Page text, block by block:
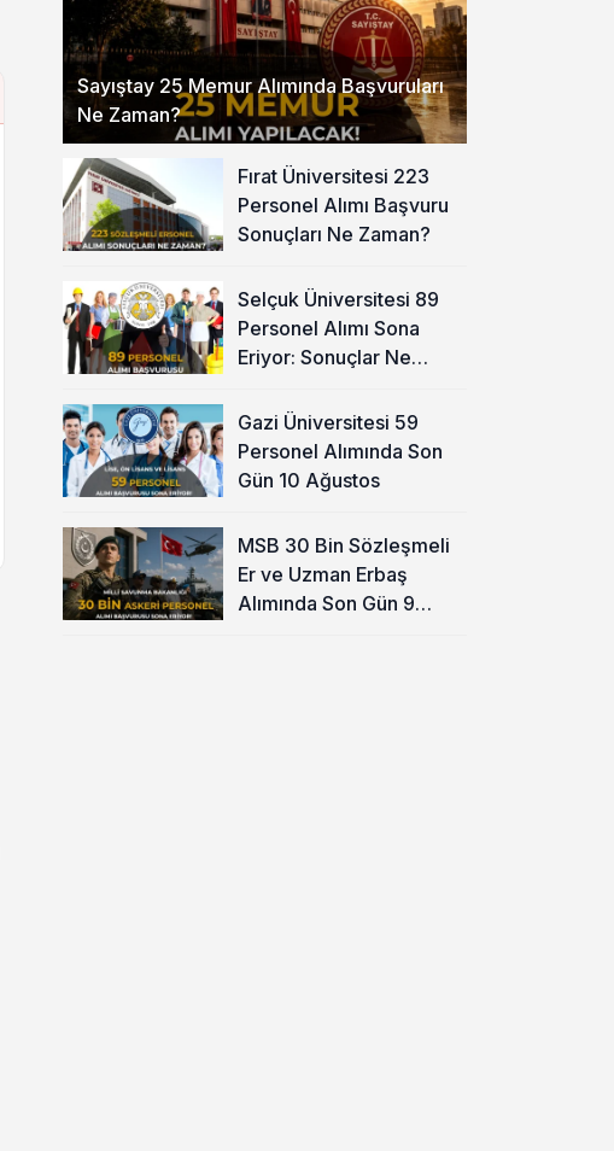
Sayıştay 25 Memur Alımında Başvuruları
Ne Zaman?
Fırat Üniversitesi 223
Personel Alımı Başvuru
Sonuçları Ne Zaman?
Selçuk Üniversitesi 89
Personel Alımı Sona
Eriyor: Sonuçlar Ne
Gazi Üniversitesi 59
Personel Alımında Son
Gün 10 Ağustos
MSB 30 Bin Sözleşmeli
Er ve Uzman Erbaş
Alımında Son Gün 9